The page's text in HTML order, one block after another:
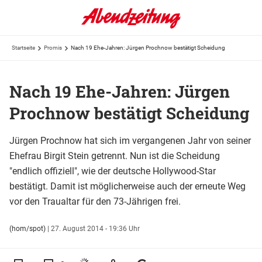
Startseite Promis Nach 19 Ehe-Jahren: Jürgen Prochnow bestätigt Scheidung
Nach 19 Ehe-Jahren: Jürgen
Prochnow bestätigt Scheidung
Jürgen Prochnow hat sich im vergangenen Jahr von seiner
Ehefrau Birgit Stein getrennt. Nun ist die Scheidung
"endlich offiziell", wie der deutsche Hollywood-Star
bestätigt. Damit ist möglicherweise auch der erneute Weg
vor den Traualtar für den 73-Jährigen frei.
(hom/spot) | 27. August 2014 - 19:36 Uhr